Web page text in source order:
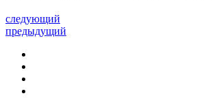
следующий
предыдущий